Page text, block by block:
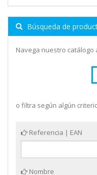
Búsqueda de
Navega nuestro
o filtra según algún
Referencia | EAN
Nombre